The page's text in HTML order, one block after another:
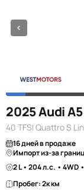
2025 Audi A5
40 TFSI Quattro S
16 дней в продаже
Импорт из-за
2 L • 204 л.с. • 4WD
Пробег: 2к км